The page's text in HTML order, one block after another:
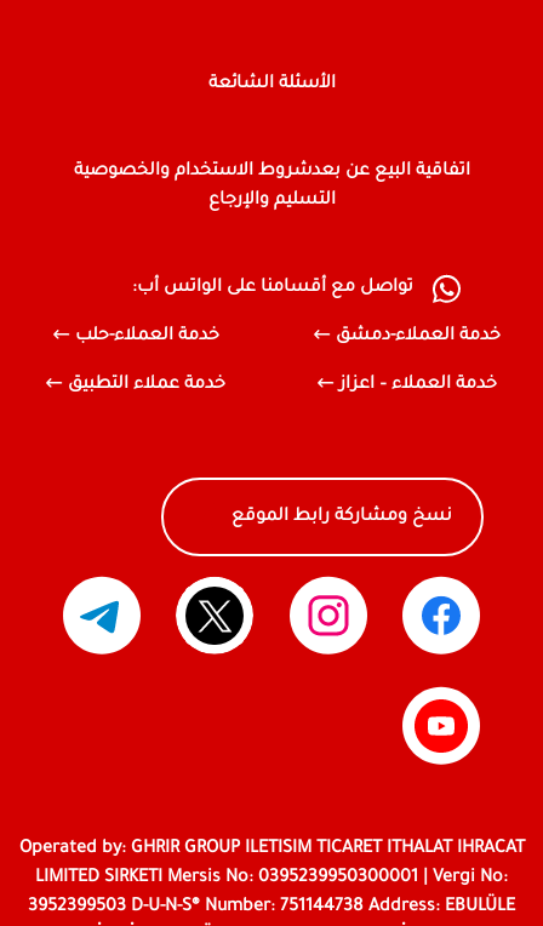
الأسئلة الشائعة
اتفاقية البيع عن بعدشروط الاستخدام والخصوصية
التسليم والإرجاع
تواصل مع أقسامنا على الواتس أب:
خدمة العملاء-دمشق خدمة العملاء-حلب
خدمة العملاء – اعزاز خدمة عملاء التطبيق
نسخ ومشاركة رابط الموقع
Operated by: GHRIR GROUP ILETISIM TICARET ITHALAT IHRACAT
LIMITED SIRKETI Mersis No: 0395239950300001 | Vergi No:
3952399503 D-U-N-S® Number: 751144738 Address: EBULÜLE